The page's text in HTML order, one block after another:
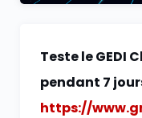
Teste le GEDI
pendant 7
https://